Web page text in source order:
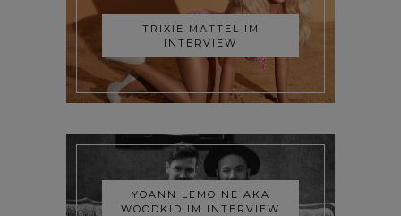
TRIXIE MATTEL IM
INTERVIEW
YOANN LEMOINE AKA
WOODKID IM INTERVIEW